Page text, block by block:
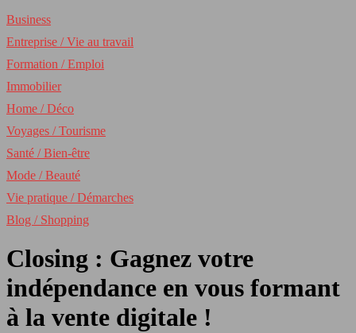
Business
Entreprise / Vie au travail
Formation / Emploi
Immobilier
Home / Déco
Voyages / Tourisme
Santé / Bien-être
Mode / Beauté
Vie pratique / Démarches
Blog / Shopping
Closing : Gagnez votre
indépendance en vous formant
à la vente digitale !